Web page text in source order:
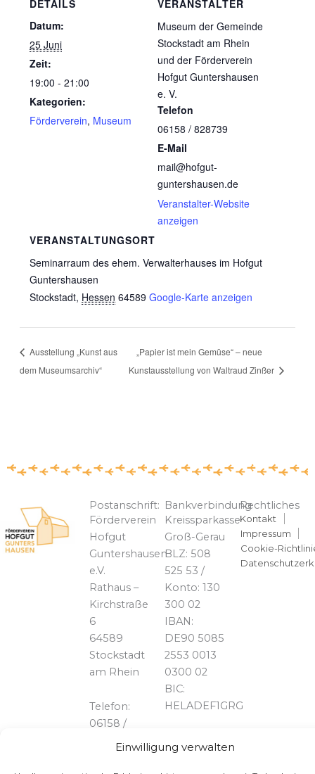
Einwilligung verwalten
DETAILS
Datum:
25 Juni
Zeit:
19:00 - 21:00
Kategorien:
Förderverein, Museum
VERANSTALTUNGSORT
Seminarraum des ehem. Verwalterhauses im Hofgut
Guntershausen
Stockstadt, Hessen 64589 Google-Karte anzeigen
VERANSTALTER
Museum der Gemeinde
Stockstadt am Rhein
und der Förderverein
Hofgut Guntershausen
e. V.
Telefon
06158 / 828739
E-Mail
mail@hofgut-
guntershausen.de
Veranstalter-Website
anzeigen
Ausstellung „Kunst aus
dem Museumsarchiv“
„Papier ist mein Gemüse“ – neue
Kunstausstellung von Waltraud Zinßer
Postanschrift:
Förderverein
Hofgut
Guntershausen
e.V.
Rathaus –
Kirchstraße
6
64589
Stockstadt
am Rhein
Telefon:
06158 /
828739
Bankverbindung
Kreissparkasse
Groß-Gerau
BLZ: 508
525 53 /
Konto: 130
300 02
IBAN:
DE90 5085
2553 0013
0300 02
BIC:
HELADEF1GRG
Rechtliches
Kontakt
Impressum
Cookie-